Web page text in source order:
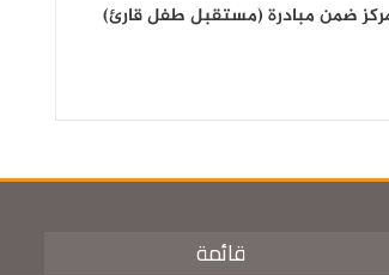
ضمن مبادرة (مستقبل طفل قارئ)
قائمة